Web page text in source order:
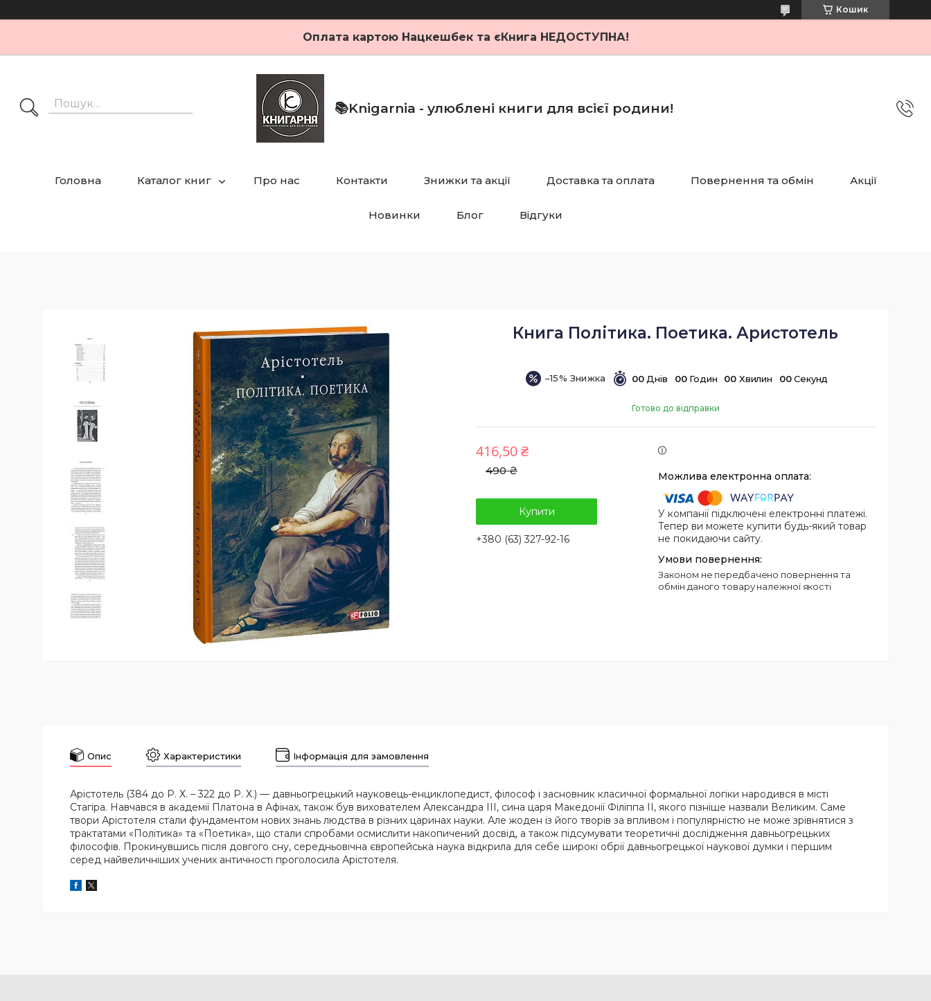
Кошик
Оплата картою Нацкешбек та єКнига НЕДОСТУПНА!
📚Knigarnia - улюблені книги для всієї родини!
Головна Каталог книг Про нас Контакти Знижки та акції Доставка та оплата Повернення та обмін Акції
Новинки Блог Відгуки
Книга Політика. Поетика. Аристотель
–15% 00 Днів 00 Годин 00 Хвилин 00 Секунд
Готово до відправки
490 ₴
416,50 ₴
Купити
+380 (63) 327-92-16
У компанії підключені електронні платежі.
Тепер ви можете купити будь-який товар
не покидаючи сайту.
Законом не передбачено повернення та
обмін даного товару належної якості
Опис Характеристики Інформація для замовлення
Арістотель (384 до Р. Х. – 322 до Р. Х.) — давньогрецький науковець-енциклопедист, філософ і засновник класичної формальної логіки народився в місті
Стагіра. Навчався в академії Платона в Афінах, також був вихователем Александра III, сина царя Македонії Філіппа II, якого пізніше назвали Великим. Саме
твори Арістотеля стали фундаментом нових знань людства в різних царинах науки. Але жоден із його творів за впливом і популярністю не може зрівнятися з
трактатами «Політика» та «Поетика», що стали спробами осмислити накопичений досвід, а також підсумувати теоретичні дослідження давньогрецьких
філософів. Прокинувшись після довгого сну, середньовічна європейська наука відкрила для себе широкі обрії давньогрецької наукової думки і першим
серед найвеличніших учених античності проголосила Арістотеля.